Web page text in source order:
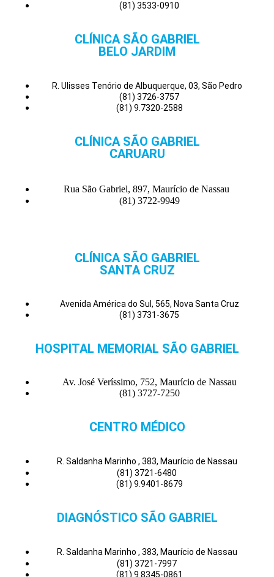
(81) 3533-0910
CLÍNICA SÃO GABRIEL
BELO JARDIM
R. Ulisses Tenório de Albuquerque, 03, São Pedro
(81) 3726-3757
(81) 9.7320-2588
CLÍNICA SÃO GABRIEL
CARUARU
Rua São Gabriel, 897, Maurício de Nassau
(81) 3722-9949
CLÍNICA SÃO GABRIEL
SANTA CRUZ
Avenida América do Sul, 565, Nova Santa Cruz
(81) 3731-3675
HOSPITAL MEMORIAL SÃO GABRIEL
Av. José Veríssimo, 752, Maurício de Nassau
(81) 3727-7250
CENTRO MÉDICO
R. Saldanha Marinho , 383, Maurício de Nassau
(81) 3721-6480
(81) 9.9401-8679
DIAGNÓSTICO SÃO GABRIEL
R. Saldanha Marinho , 383, Maurício de Nassau
(81) 3721-7997
(81) 9.8345-0861